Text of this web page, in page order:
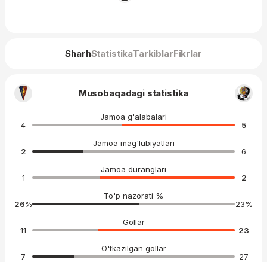
SharhStatistikaTarkiblarFikrlar
Musobaqadagi statistika
Jamoa g'alabalari
4
5
Jamoa mag'lubiyatlari
2
6
Jamoa duranglari
1
2
To'p nazorati %
26% 23%
Gollar
11
23
O'tkazilgan gollar
7
27